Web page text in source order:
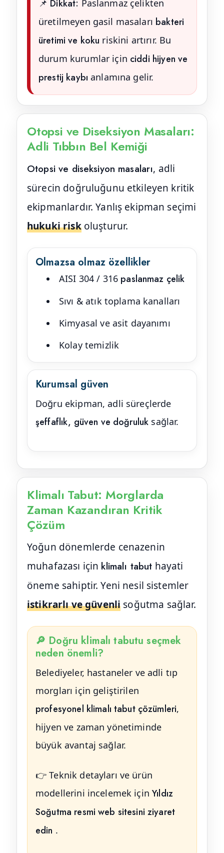
📌 Dikkat: Paslanmaz çelikten
üretilmeyen gasil masaları bakteri
üretimi ve koku riskini artırır. Bu
durum kurumlar için ciddi hijyen ve
prestij kaybı anlamına gelir.
Otopsi ve Diseksiyon Masaları:
Adli Tıbbın Bel Kemiği
Otopsi ve diseksiyon masaları, adli
sürecin doğruluğunu etkileyen kritik
ekipmanlardır. Yanlış ekipman seçimi
hukuki riskoluşturur.
Olmazsa olmaz özellikler
AISI 304 / 316 paslanmaz çelik
Sıvı & atık toplama kanalları
Kimyasal ve asit dayanımı
Kolay temizlik
Kurumsal güven
Doğru ekipman, adli süreçlerde
şeffaflık, güven ve doğruluk sağlar.
Klimalı Tabut: Morglarda
Zaman Kazandıran Kritik
Çözüm
Yoğun dönemlerde cenazenin
muhafazası için klimalı tabut hayati
öneme sahiptir. Yeni nesil sistemler
istikrarlı ve güvenli soğutma sağlar.
🔎 Doğru klimalı tabutu seçmek
neden önemli?
Belediyeler, hastaneler ve adli tıp
morgları için geliştirilen
profesyonel klimalı tabut çözümleri,
hijyen ve zaman yönetiminde
büyük avantaj sağlar.
👉 Teknik detayları ve ürün
modellerini incelemek içinYıldız
Soğutma resmi web sitesini ziyaret
edin .